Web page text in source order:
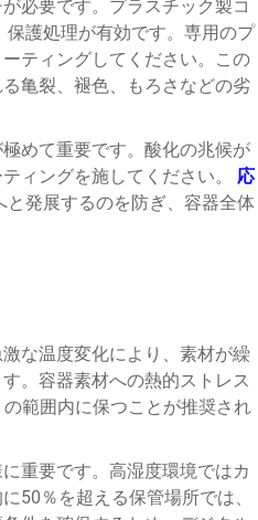
必要です。プラスチック製コ
護処理が有効です。専用のプ
ティングしてください。この
亀裂、褪色、もろさなどの劣
めて重要です。酸化の兆候が
ィングを施してください。 応
発展するのを防ぎ、容器全体
な温度変化により、素材が繰
。容器素材への熱的ストレス
範囲内に保つことが推奨され
重要です。高湿度環境ではカ
50％を超える保管場所では、